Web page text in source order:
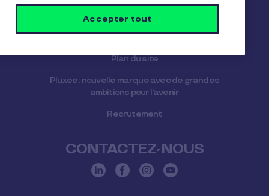
A propos de Pluxee
Déclaration de la direction de Pluxee Tunisie
Plan du site
Pluxee : nouvelle marque avec de grandes
ambitions pour l’avenir
Recrutement
CONTACTEZ-NOUS
Accepter tout